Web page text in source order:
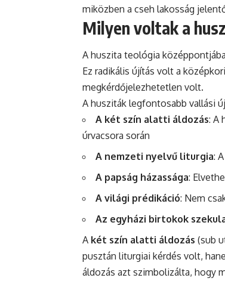
miközben a cseh lakosság
Milyen voltak a
A huszita teológia
Ez radikális újítás volt a
megkérdőjelezhetetlen volt.
A husziták legfontosabb vallási
A két szín alatti áldozás: A
úrvacsora során
A nemzeti nyelvű liturgia:
A papság házassága:
A világi prédikáció: Nem
Az egyházi birtokok
A két szín alatti áldozás (sub
pusztán liturgiai kérdés volt,
áldozás azt szimbolizálta, hogy